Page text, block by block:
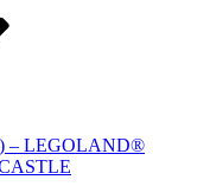
– LEGOLAND®